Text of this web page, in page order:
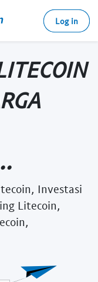
Log in
Investasi
Litecoin,